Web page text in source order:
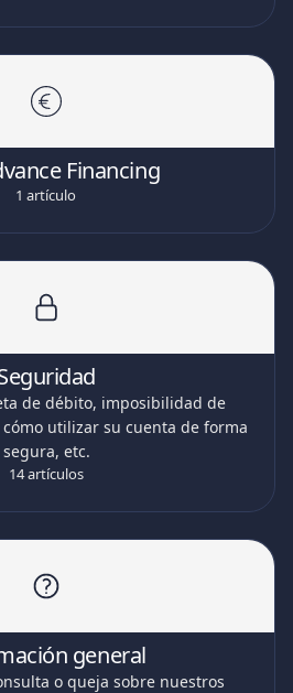
Financing
1 artículo
de débito, imposibilidad de
utilizar su cuenta de forma
segura, etc.
14 artículos
general
o queja sobre nuestros